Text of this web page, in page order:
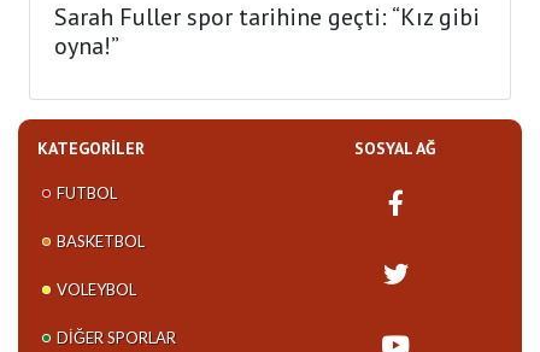
Sarah Fuller spor tarihine geçti: “Kız gibi
oyna!”
KATEGORILER
FUTBOL
BASKETBOL
VOLEYBOL
DIĞER SPORLAR
SOSYAL AĞ